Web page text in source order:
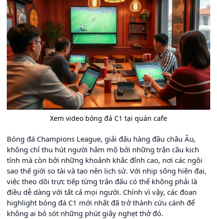
Xem video bóng đá C1 tại quán cafe
Bóng đá Champions League, giải đấu hàng đầu châu Âu,
không chỉ thu hút người hâm mộ bởi những trận cầu kịch
tính mà còn bởi những khoảnh khắc đỉnh cao, nơi các ngôi
sao thế giới so tài và tạo nên lịch sử. Với nhịp sống hiện đại,
việc theo dõi trực tiếp từng trận đấu có thể không phải là
điều dễ dàng với tất cả mọi người. Chính vì vậy, các đoạn
highlight bóng đá C1 mới nhất đã trở thành cứu cánh để
không ai bỏ sót những phút giây nghẹt thở đó.